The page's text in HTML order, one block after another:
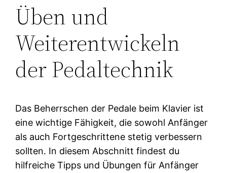
Üben und
Weiterentwickeln
der Pedaltechnik
Das Beherrschen der Pedale beim Klavier ist
eine wichtige Fähigkeit, die sowohl Anfänger
als auch Fortgeschrittene stetig verbessern
sollten. In diesem Abschnitt findest du
hilfreiche Tipps und Übungen für Anfänger